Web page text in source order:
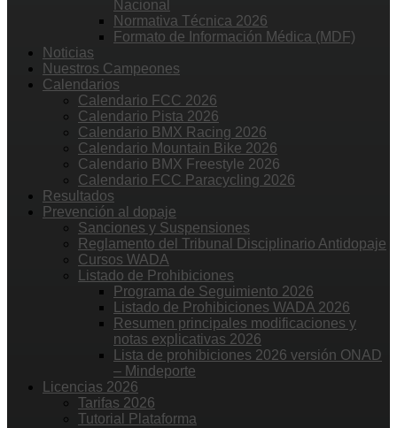
Nacional
Normativa Técnica 2026
Formato de Información Médica (MDF)
Noticias
Nuestros Campeones
Calendarios
Calendario FCC 2026
Calendario Pista 2026
Calendario BMX Racing 2026
Calendario Mountain Bike 2026
Calendario BMX Freestyle 2026
Calendario FCC Paracycling 2026
Resultados
Prevención al dopaje
Sanciones y Suspensiones
Reglamento del Tribunal Disciplinario Antidopaje
Cursos WADA
Listado de Prohibiciones
Programa de Seguimiento 2026
Listado de Prohibiciones WADA 2026
Resumen principales modificaciones y
notas explicativas 2026
Lista de prohibiciones 2026 versión ONAD
– Mindeporte
Licencias 2026
Tarifas 2026
Tutorial Plataforma